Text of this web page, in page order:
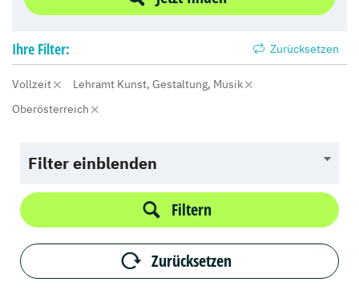
Ihre Filter: Zurücksetzen
Vollzeit
Lehramt Kunst, Gestaltung, Musik
Oberösterreich
Filter einblenden
Filtern
Zurücksetzen